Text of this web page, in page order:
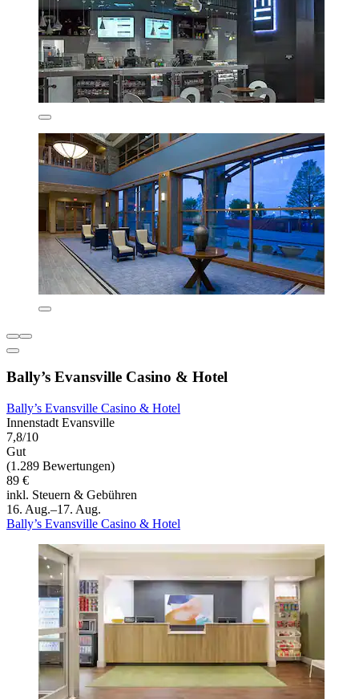
Bally’s Evansville Casino & Hotel
Bally’s Evansville Casino & Hotel
Innenstadt Evansville
7,8/10
Gut
(1.289 Bewertungen)
89 €
inkl. Steuern & Gebühren
16. Aug.–17. Aug.
Bally’s Evansville Casino & Hotel